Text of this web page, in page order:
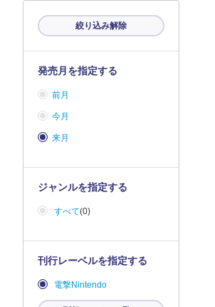
絞り込み解除
発売月を指定する
前月
今月
来月
ジャンルを指定する
すべて(0)
刊行レーベルを指定する
電撃Nintendo